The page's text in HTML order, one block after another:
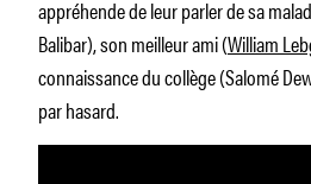
appréhende de leur parler de sa
Balibar), son meilleur ami (William
connaissance du collège (Salomé
par hasard.